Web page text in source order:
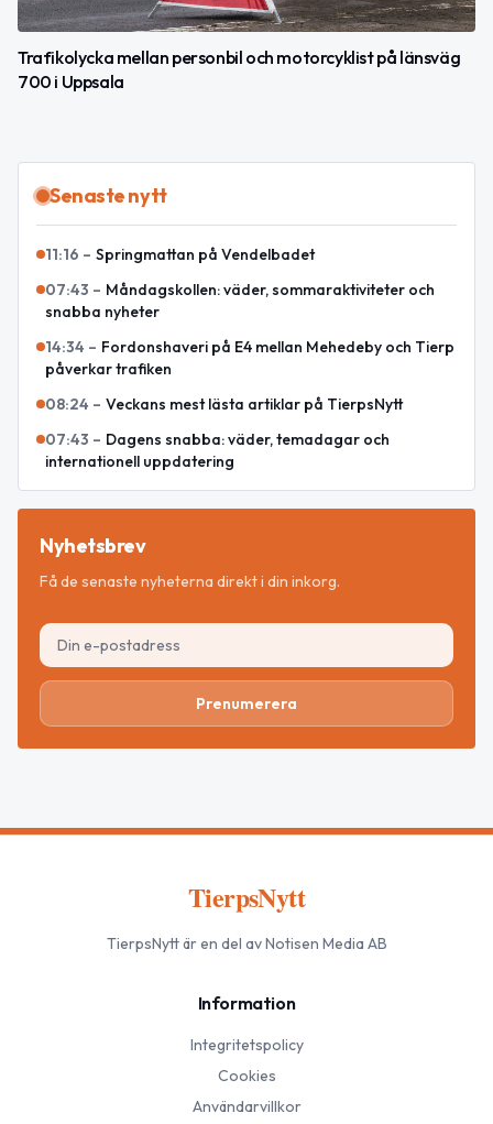
Trafikolycka mellan personbil och motorcyklist på länsväg
700 i Uppsala
Senaste nytt
11:16 – Springmattan på Vendelbadet
07:43 – Måndagskollen: väder, sommaraktiviteter och
snabba nyheter
14:34 – Fordonshaveri på E4 mellan Mehedeby och Tierp
påverkar trafiken
08:24 – Veckans mest lästa artiklar på TierpsNytt
07:43 – Dagens snabba: väder, temadagar och
internationell uppdatering
Nyhetsbrev
Få de senaste nyheterna direkt i din inkorg.
Prenumerera
TierpsNytt
TierpsNyttär en del av Notisen Media AB
Information
Integritetspolicy
Cookies
Användarvillkor